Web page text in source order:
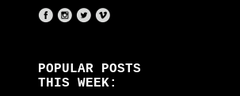
POPULAR POSTS
THIS WEEK: